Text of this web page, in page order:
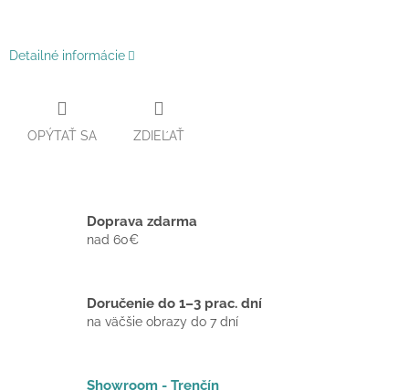
Detailné informácie
OPÝTAŤ SA ZDIEĽAŤ
Doprava zdarma
nad 60€
Doručenie do 1–3 prac. dní
na väčšie obrazy do 7 dní
Showroom - Trenčín